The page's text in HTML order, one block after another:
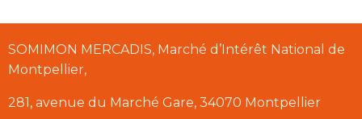
SOMIMON MERCADIS, Marché d’Intérêt National de
Montpellier,
281, avenue du Marché Gare, 34070 Montpellier